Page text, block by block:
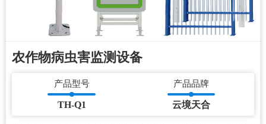
农作物病虫害监测设备
产品型号
TH-Q1
产品品牌
云境天合